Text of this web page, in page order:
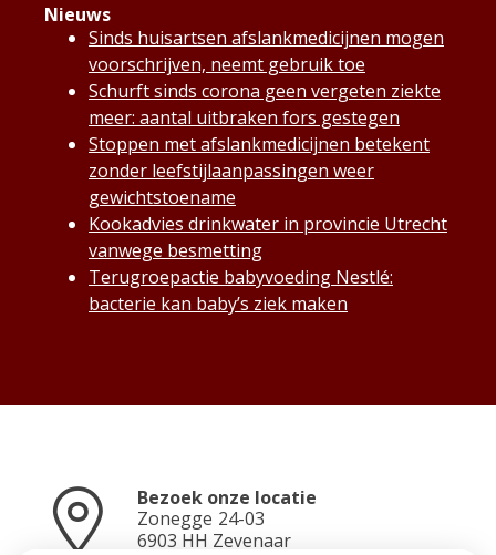
Nieuws
Sinds huisartsen afslankmedicijnen mogen
voorschrijven, neemt gebruik toe
Schurft sinds corona geen vergeten ziekte
meer: aantal uitbraken fors gestegen
Stoppen met afslankmedicijnen betekent
zonder leefstijlaanpassingen weer
gewichtstoename
Kookadvies drinkwater in provincie Utrecht
vanwege besmetting
Terugroepactie babyvoeding Nestlé:
bacterie kan baby’s ziek maken
Bezoek onze locatie
Zonegge 24-03
6903 HH Zevenaar